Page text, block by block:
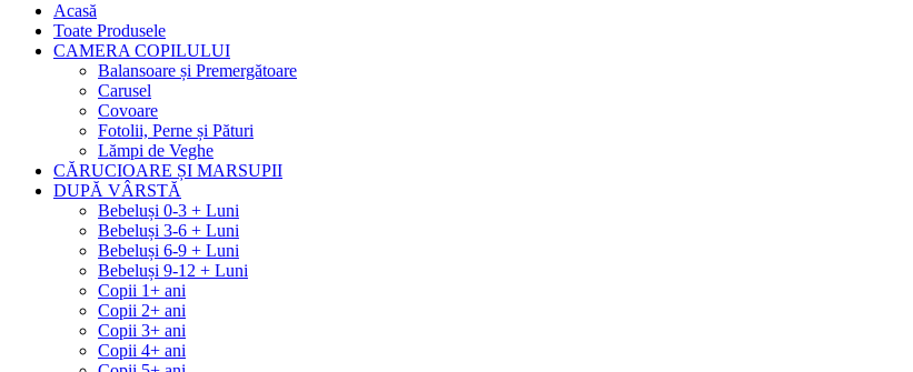
Acasă
Toate Produsele
CAMERA COPILULUI
Balansoare și Premergătoare
Carusel
Covoare
Fotolii, Perne și Pături
Lămpi de Veghe
CĂRUCIOARE ȘI MARSUPII
DUPĂ VÂRSTĂ
Bebeluși 0-3 + Luni
Bebeluși 3-6 + Luni
Bebeluși 6-9 + Luni
Bebeluși 9-12 + Luni
Copii 1+ ani
Copii 2+ ani
Copii 3+ ani
Copii 4+ ani